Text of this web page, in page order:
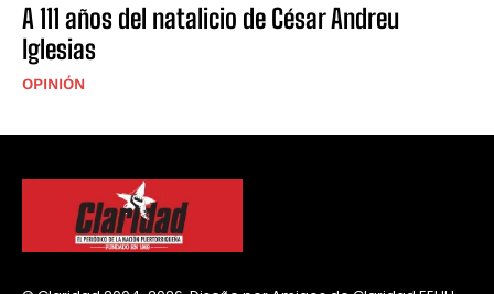
A 111 años del natalicio de César Andreu
Iglesias
OPINIÓN